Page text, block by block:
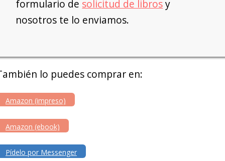
formulario de solicitud de librosy
nosotros te lo enviamos.
lo puedes comprar en:
Amazon (impreso)
Amazon (ebook)
Pídelo por Messenger